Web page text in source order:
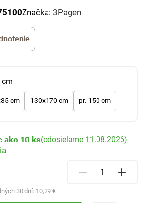
Značka: 3Pagen
cm
cm 130x170 cm pr. 150 cm
30 dní: 10,29 €
ako 10 ks(odosielame 11.08.2026)